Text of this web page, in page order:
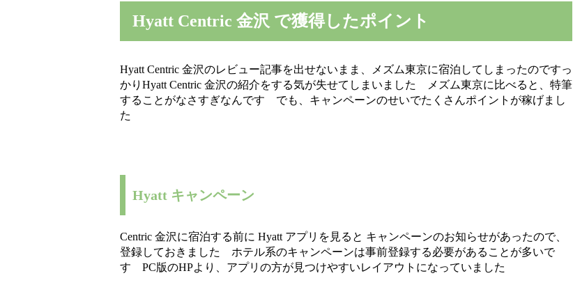
Hyatt Centric 金沢 で獲得したポイント
Hyatt Centric 金沢のレビュー記事を出せないまま、メズム東京に宿泊してしまったのですっ
かりHyatt Centric 金沢の紹介をする気が失せてしまいました メズム東京に比べると、特筆
することがなさすぎなんです でも、キャンペーンのせいでたくさんポイントが稼げまし
た
Hyatt キャンペーン
Centric 金沢に宿泊する前に Hyatt アプリを見ると キャンペーンのお知らせがあったので、
登録しておきました ホテル系のキャンペーンは事前登録する必要があることが多いで
す PC版のHPより、アプリの方が見つけやすいレイアウトになっていました